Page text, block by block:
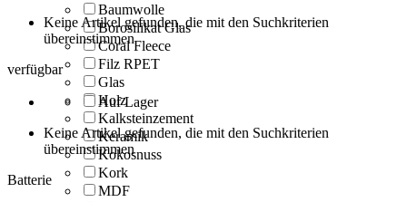
Baumwolle
Borosilikat Glas
Coral Fleece
Filz RPET
Glas
Holz
Kalksteinzement
Keramik
Kokosnuss
Kork
MDF
Keine Artikel gefunden, die mit den Suchkriterien
übereinstimmen
verfügbar
Auf Lager
Keine Artikel gefunden, die mit den Suchkriterien
übereinstimmen
Batterie